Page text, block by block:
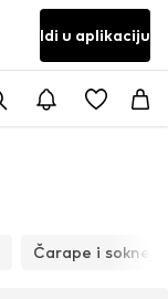
Idi u aplikaciju
Čarape i sokne